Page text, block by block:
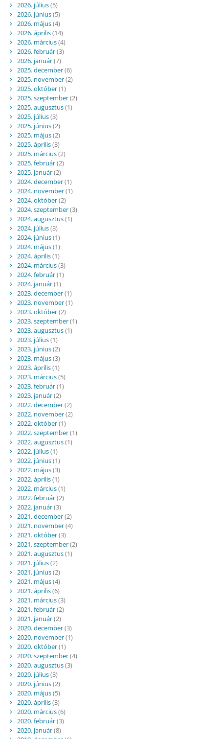
2026. július(5)
2026. június(5)
2026. május(4)
2026. április(14)
2026. március(4)
2026. február(3)
2026. január(7)
2025. december(6)
2025. november(2)
2025. október(1)
2025. szeptember(2)
2025. augusztus(1)
2025. július(3)
2025. június(2)
2025. május(2)
2025. április(3)
2025. március(2)
2025. február(2)
2025. január(2)
2024. december(1)
2024. november(1)
2024. október(2)
2024. szeptember(3)
2024. augusztus(1)
2024. július(3)
2024. június(1)
2024. május(1)
2024. április(1)
2024. március(3)
2024. február(1)
2024. január(1)
2023. december(1)
2023. november(1)
2023. október(2)
2023. szeptember(1)
2023. augusztus(1)
2023. július(1)
2023. június(2)
2023. május(3)
2023. április(1)
2023. március(5)
2023. február(1)
2023. január(2)
2022. december(2)
2022. november(2)
2022. október(1)
2022. szeptember(1)
2022. augusztus(1)
2022. július(1)
2022. június(1)
2022. május(3)
2022. április(1)
2022. március(1)
2022. február(2)
2022. január(3)
2021. december(2)
2021. november(4)
2021. október(3)
2021. szeptember(2)
2021. augusztus(1)
2021. július(2)
2021. június(2)
2021. május(4)
2021. április(6)
2021. március(3)
2021. február(2)
2021. január(2)
2020. december(3)
2020. november(1)
2020. október(1)
2020. szeptember(4)
2020. augusztus(3)
2020. július(3)
2020. június(2)
2020. május(5)
2020. április(3)
2020. március(6)
2020. február(3)
2020. január(8)